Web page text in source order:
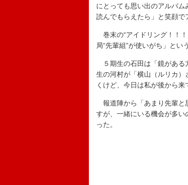
にとっても思い出のアルバム
読んでもらえたら」と笑顔で
巻末の“アイドリング！！
局“先輩組”が使いがち」とい
５期生の石田は「鏡がある
生の河村が「横山（ルリカ
くけど、今日は私が後から
報道陣から「あまり先輩と
すが、一緒にいる機会が多
った。